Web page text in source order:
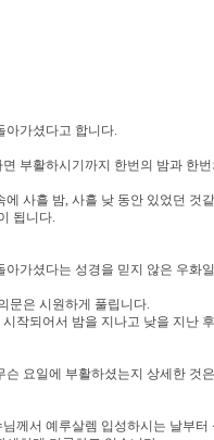
아가셨다고 합니다.
부활하시기까지 한번의 밤과 한
사흘 밤, 사흘 낮 동안 있었던 것
됩니다.
가셨다는 성경을 믿지 않은 우화
문은 시원하게 풀립니다.
작되어서 밤을 지나고 낮을 지난
요일에 부활하셨는지 상세한 것
께서 예루살렘 입성하시는 날부